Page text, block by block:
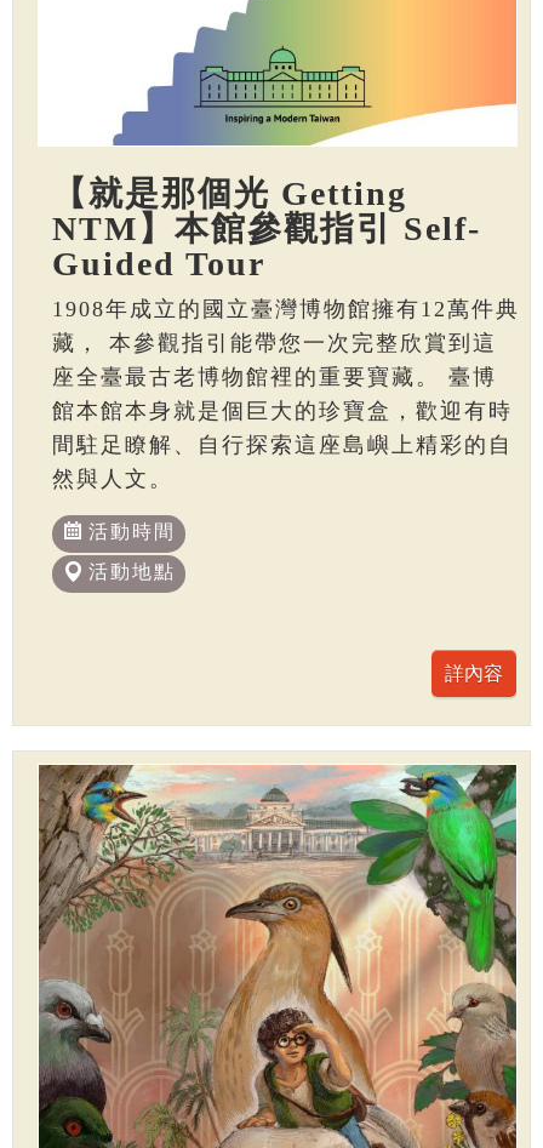
【就是那個光 Getting
NTM】本館參觀指引 Self-
Guided Tour
1908年成立的國立臺灣博物館擁有12萬件典
藏， 本參觀指引能帶您一次完整欣賞到這
座全臺最古老博物館裡的重要寶藏。 臺博
館本館本身就是個巨大的珍寶盒，歡迎有時
間駐足瞭解、自行探索這座島嶼上精彩的自
然與人文。
活動時間
活動地點